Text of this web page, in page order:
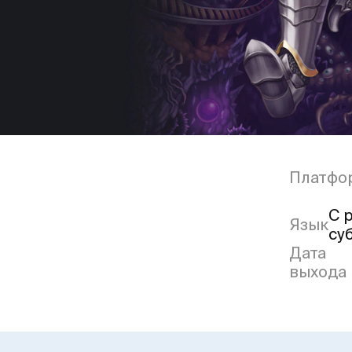
Язык
С
Дата
выхода